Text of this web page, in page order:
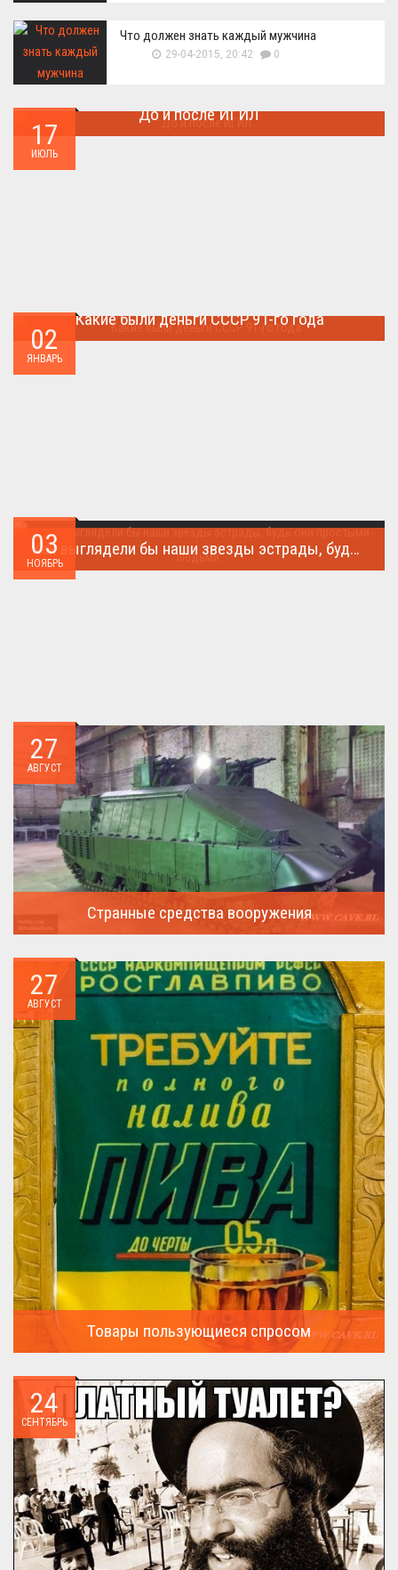
Что должен знать каждый мужчина
29-04-2015, 20:42 0
17
ИЮЛЬ
До и после ИГИЛ
02
ЯНВАРЬ
Какие были деньги СССР 91-го года
03
НОЯБРЬ
Как выглядели бы наши звезды эстрады, будь они простыми людьми.
27
АВГУСТ
Странные средства вооружения
27
АВГУСТ
Товары пользующиеся спросом
24
СЕНТЯБРЬ